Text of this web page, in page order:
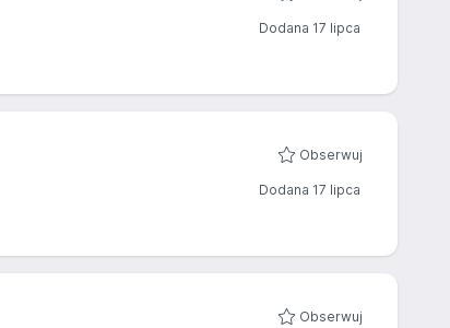
Dodana 17 lipca
Obserwuj
Dodana 17 lipca
Obserwuj